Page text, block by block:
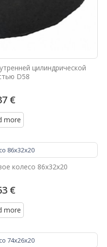
цилиндрической
D58
€
more
колесо 86х32х20
€
more